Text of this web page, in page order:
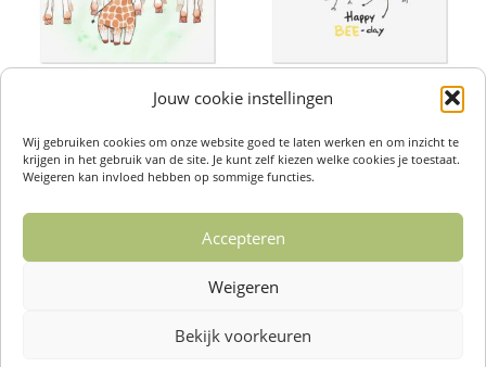
Jouw cookie instellingen
Wij gebruiken cookies om onze website goed te laten werken en om inzicht te
krijgen in het gebruik van de site. Je kunt zelf kiezen welke cookies je toestaat.
Weigeren kan invloed hebben op sommige functies.
Accepteren
Weigeren
Bekijk voorkeuren
Wenskaarten – Giraf
Toevoegen aan winkelwagen
Wenskaarten – Happy Beeday
Toevoegen aan winkelwagen
4 …